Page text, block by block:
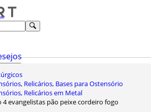
Relicários, Bases para Ostensório
Relicários em Metal
4 evangelistas pão peixe cordeiro fogo